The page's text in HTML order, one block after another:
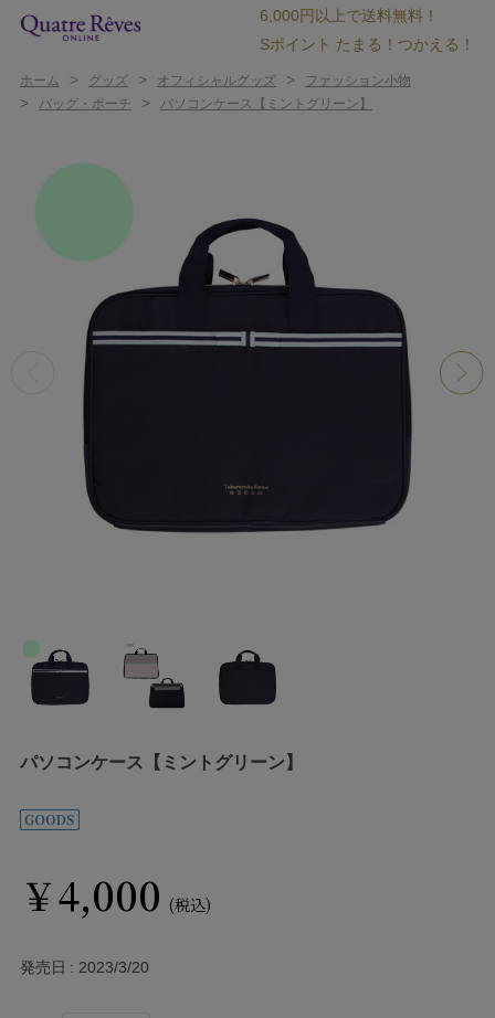
6,000円以上で送料無料！
Sポイント たまる！つかえる！
ホーム > グッズ > オフィシャルグッズ > ファッション小物
> バッグ・ポーチ > パソコンケース【ミントグリーン】
パソコンケース【ミントグリーン】
￥4,000 (税込)
発売日 2023/3/20